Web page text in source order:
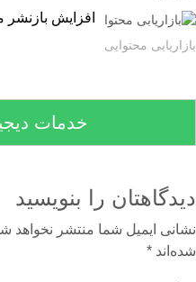
افزایش بازنشر مطالب با ۶
محتوایی
خدمات
را بنویسید
ایمیل شما منتشر نخواهد شد.
*